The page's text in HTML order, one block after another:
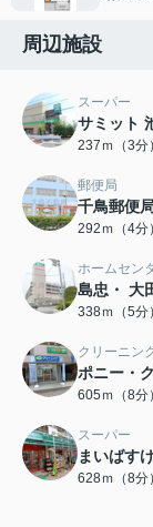
周辺施設
スーパー
サミット
237ｍ（3分）
郵便局
千鳥郵便
292ｍ（4分）
ホームセン
島忠・ 大
338ｍ（5分）
クリーニン
ポニー・
605ｍ（8分）
スーパー
まいばす
628ｍ（8分）